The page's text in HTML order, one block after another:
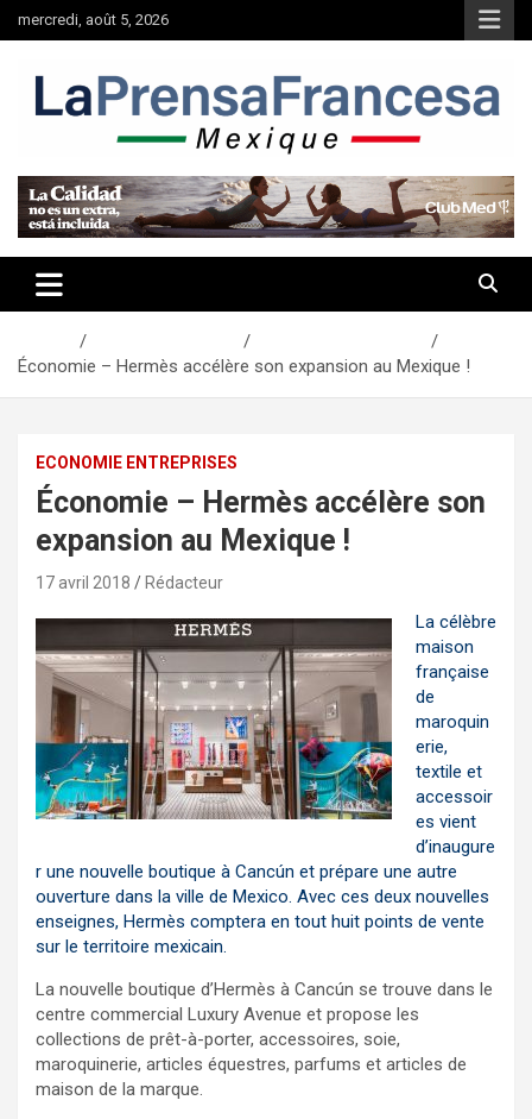
au
mercredi, août 5, 2026
Économie – Hermès accélère son expansion au Mexique !
ECONOMIE ENTREPRISES
Économie – Hermès accélère son
expansion au Mexique !
17 avril 2018 Rédacteur
La célèbre
maison
française
de
maroquin
erie,
textile et
accessoir
es vient
d’inaugure
r une nouvelle boutique à Cancún et prépare une autre
ouverture dans la ville de Mexico. Avec ces deux nouvelles
enseignes, Hermès comptera en tout huit points de vente
sur le territoire mexicain.
La nouvelle boutique d’Hermès à Cancún se trouve dans le
centre commercial Luxury Avenue et propose les
collections de prêt-à-porter, accessoires, soie,
maroquinerie, articles équestres, parfums et articles de
maison de la marque.